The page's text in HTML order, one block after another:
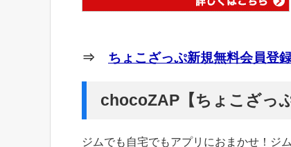
⇒ ちょこざっぷ新規無料会員登
chocoZAP【ちょこざっ
ジムでも自宅でもアプリにおまかせ！ジ